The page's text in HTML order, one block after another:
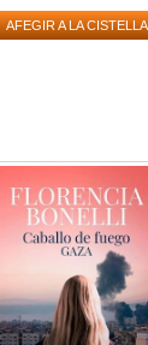
AFEGIR A LA CISTELLA